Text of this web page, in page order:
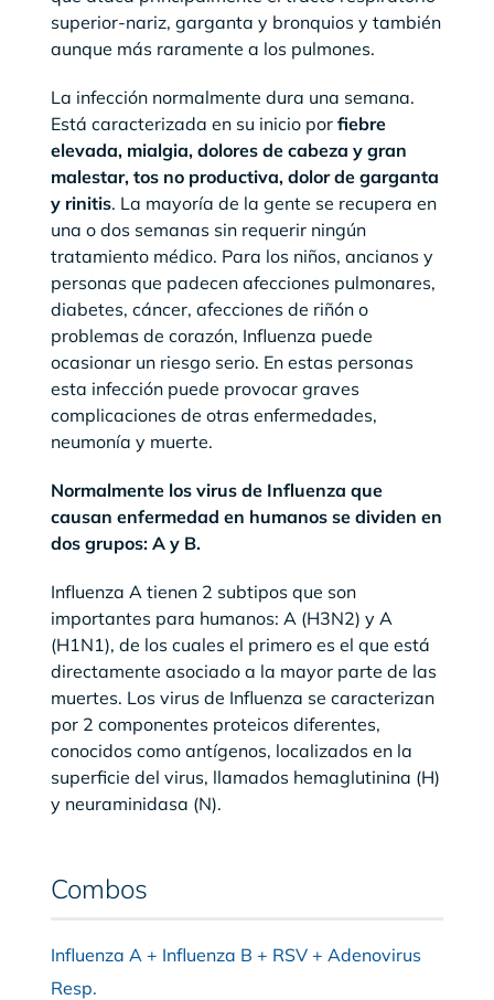
superior-nariz, garganta y bronquios y también
aunque más raramente a los pulmones.
La infección normalmente dura una semana.
Está caracterizada en su inicio porfiebre
elevada, mialgia, dolores de cabeza y gran
malestar, tos no productiva, dolor de garganta
y rinitis. La mayoría de la gente se recupera en
una o dos semanas sin requerir ningún
tratamiento médico. Para los niños, ancianos y
personas que padecen afecciones pulmonares,
diabetes, cáncer, afecciones de riñón o
problemas de corazón, Influenza puede
ocasionar un riesgo serio. En estas personas
esta infección puede provocar graves
complicaciones de otras enfermedades,
neumonía y muerte.
Normalmente los virus de Influenza que
causan enfermedad en humanos se dividen en
dos grupos: A y B.
Influenza A tienen 2 subtipos que son
importantes para humanos: A (H3N2) y A
(H1N1), de los cuales el primero es el que está
directamente asociado a la mayor parte de las
muertes. Los virus de Influenza se caracterizan
por 2 componentes proteicos diferentes,
conocidos como antígenos, localizados en la
superficie del virus, llamados hemaglutinina (H)
y neuraminidasa (N).
Combos
Influenza A + Influenza B + RSV + Adenovirus
Resp.